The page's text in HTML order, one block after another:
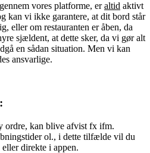
vores platforme, eraltid aktivt
kan vi ikke garantere, at dit bord står
eller om restauranten er åben, da
sjældent, at dette sker, da vi gør alt
en sådan situation. Men vi kan
ansvarlige.
ordre, kan blive afvist fx ifm.
ol., i dette tilfælde vil du
direkte i appen.